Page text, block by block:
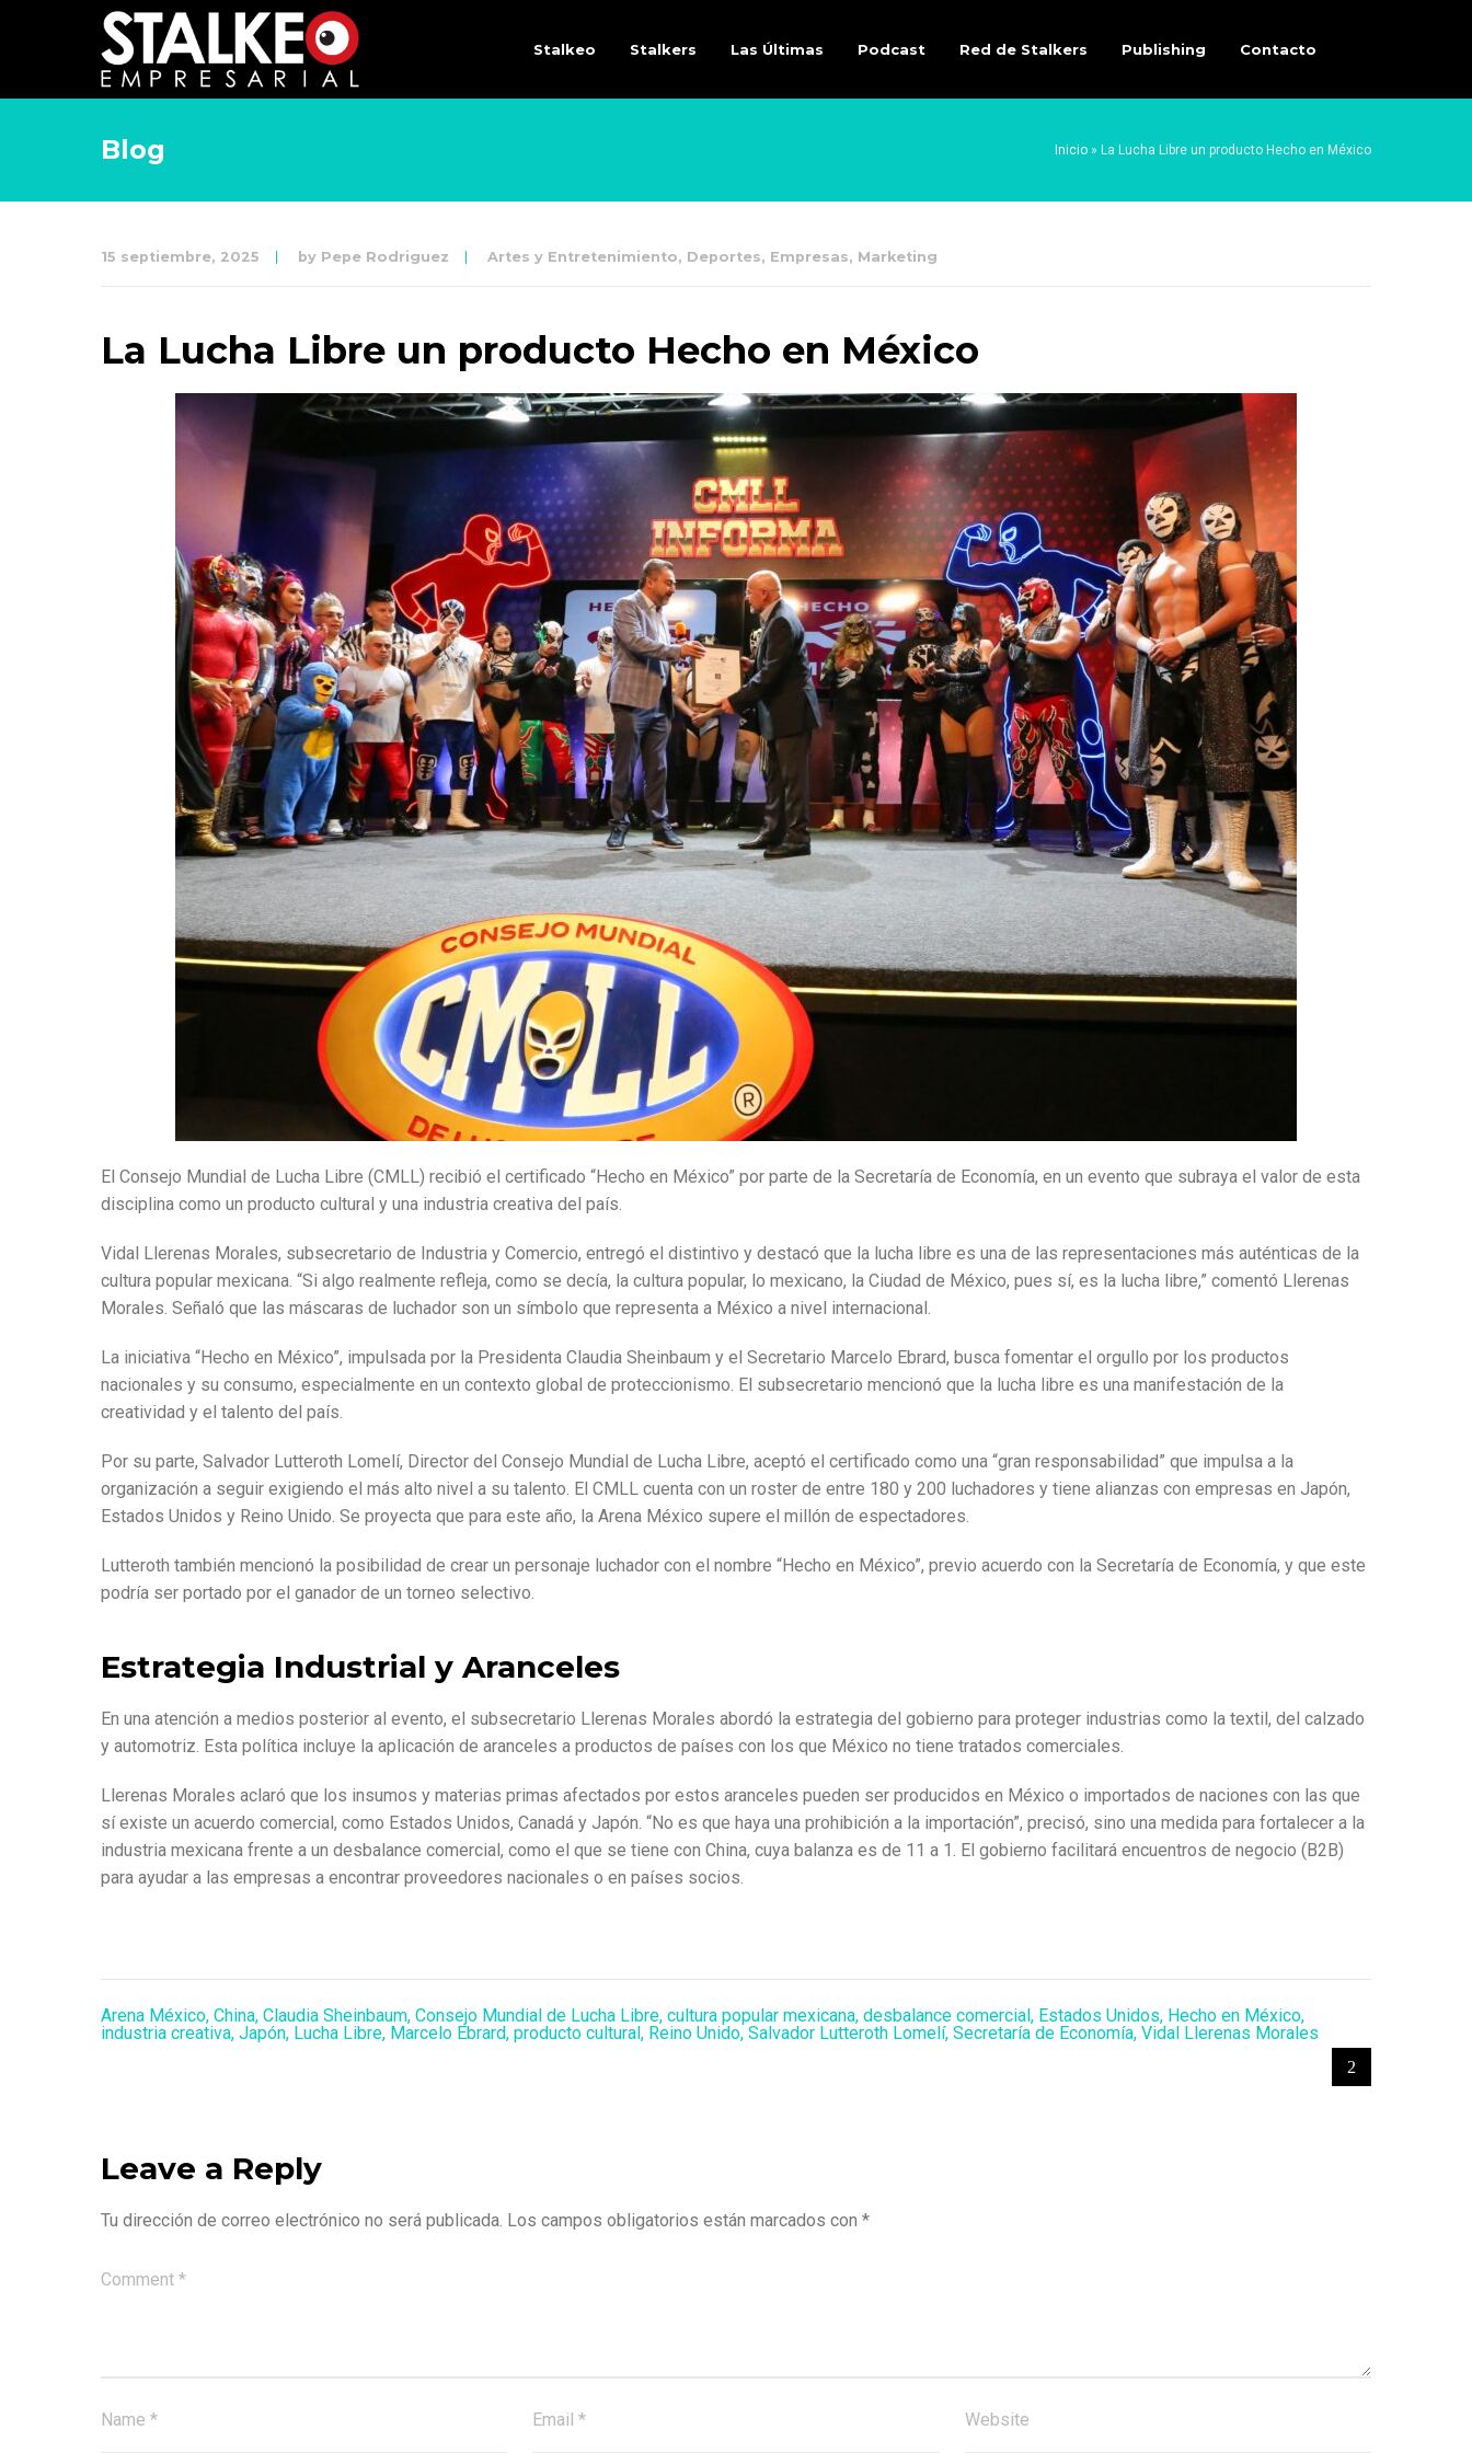
Stalkeo Stalkers Las Últimas Podcast Red de Stalkers Publishing Contacto
Blog Inicio » La Lucha Libre un producto Hecho en México
15 septiembre, 2025 by Pepe Rodriguez Artes y Entretenimiento, Deportes, Empresas, Marketing
La Lucha Libre un producto Hecho en México
El Consejo Mundial de Lucha Libre (CMLL) recibió el certificado “Hecho en México” por parte de la Secretaría de Economía, en un evento que subraya el valor de esta
disciplina como un producto cultural y una industria creativa del país.
Vidal Llerenas Morales, subsecretario de Industria y Comercio, entregó el distintivo y destacó que la lucha libre es una de las representaciones más auténticas de la
cultura popular mexicana. “Si algo realmente refleja, como se decía, la cultura popular, lo mexicano, la Ciudad de México, pues sí, es la lucha libre,” comentó Llerenas
Morales. Señaló que las máscaras de luchador son un símbolo que representa a México a nivel internacional.
La iniciativa “Hecho en México”, impulsada por la Presidenta Claudia Sheinbaum y el Secretario Marcelo Ebrard, busca fomentar el orgullo por los productos
nacionales y su consumo, especialmente en un contexto global de proteccionismo. El subsecretario mencionó que la lucha libre es una manifestación de la
creatividad y el talento del país.
Por su parte, Salvador Lutteroth Lomelí, Director del Consejo Mundial de Lucha Libre, aceptó el certificado como una “gran responsabilidad” que impulsa a la
organización a seguir exigiendo el más alto nivel a su talento. El CMLL cuenta con un roster de entre 180 y 200 luchadores y tiene alianzas con empresas en Japón,
Estados Unidos y Reino Unido. Se proyecta que para este año, la Arena México supere el millón de espectadores.
Lutteroth también mencionó la posibilidad de crear un personaje luchador con el nombre “Hecho en México”, previo acuerdo con la Secretaría de Economía, y que este
podría ser portado por el ganador de un torneo selectivo.
Estrategia Industrial y Aranceles
En una atención a medios posterior al evento, el subsecretario Llerenas Morales abordó la estrategia del gobierno para proteger industrias como la textil, del calzado
y automotriz. Esta política incluye la aplicación de aranceles a productos de países con los que México no tiene tratados comerciales.
Llerenas Morales aclaró que los insumos y materias primas afectados por estos aranceles pueden ser producidos en México o importados de naciones con las que
sí existe un acuerdo comercial, como Estados Unidos, Canadá y Japón. “No es que haya una prohibición a la importación”, precisó, sino una medida para fortalecer a la
industria mexicana frente a un desbalance comercial, como el que se tiene con China, cuya balanza es de 11 a 1. El gobierno facilitará encuentros de negocio (B2B)
para ayudar a las empresas a encontrar proveedores nacionales o en países socios.
Arena México, China, Claudia Sheinbaum, Consejo Mundial de Lucha Libre, cultura popular mexicana, desbalance comercial, Estados Unidos, Hecho en México,
industria creativa, Japón, Lucha Libre, Marcelo Ebrard, producto cultural, Reino Unido, Salvador Lutteroth Lomelí, Secretaría de Economía, Vidal Llerenas Morales
Leave a Reply
Tu dirección de correo electrónico no será publicada. Los campos obligatorios están marcados con *